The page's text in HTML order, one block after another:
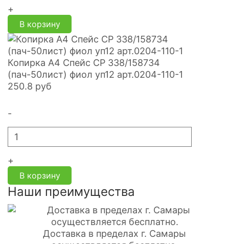
+
В корзину
Копирка А4 Спейс СР 338/158734
(пач-50лист) фиол уп12 арт.0204-110-1
250.8 руб
-
+
В корзину
Наши преимущества
Доставка в пределах г. Самары